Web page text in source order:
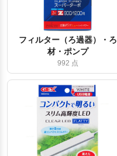
フィルター（ろ過器）・ろ
材・ポンプ
992 点